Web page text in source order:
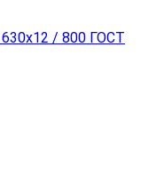
/ 800 ГОСТ